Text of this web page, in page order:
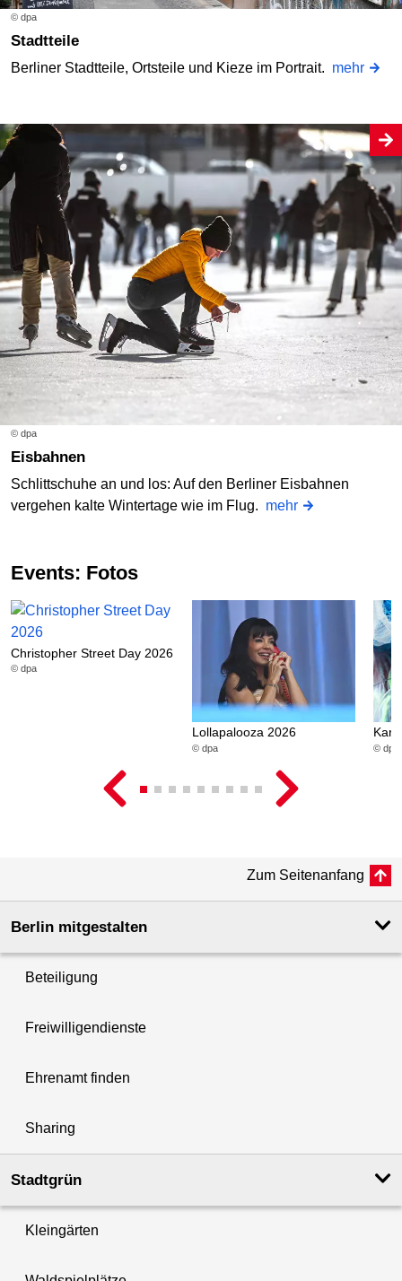
© dpa
Stadtteile
Berliner Stadtteile, Ortsteile und Kieze im Portrait. mehr
© dpa
Eisbahnen
Schlittschuhe an und los: Auf den Berliner Eisbahnen
vergehen kalte Wintertage wie im Flug. mehr
Events: Fotos
Christopher Street Day 2026
© dpa
Lollapalooza 2026
© dpa © dpa
Zum Seitenanfang
Berlin mitgestalten
Beteiligung
Freiwilligendienste
Ehrenamt finden
Sharing
Stadtgrün
Kleingärten